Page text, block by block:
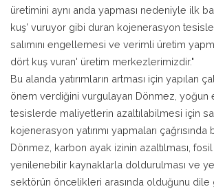
üretimini aynı anda yapması nedeniyle ilk
kuş' vuruyor gibi duran kojenerasyon
salımını engellemesi ve verimli üretim
dört kuş vuran' üretim merkezlerimizdir."
Bu alanda yatırımların artması için yapılan
önem verdiğini vurgulayan Dönmez, yoğun
tesislerde maliyetlerin azaltılabilmesi için
kojenerasyon yatırımı yapmaları çağrısında
Dönmez, karbon ayak izinin azaltılması, fosil
yenilenebilir kaynaklarla doldurulması ve
sektörün öncelikleri arasında olduğunu dile